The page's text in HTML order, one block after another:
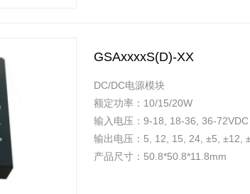
GSAxxxxS(D)-XX
DC/DC电源模块
额定功率：10/15/20W
输入电压：9-18, 18-36, 36-72VDC
输出电压：5, 12, 15, 24, ±5, ±12,
产品尺寸：50.8*50.8*11.8mm